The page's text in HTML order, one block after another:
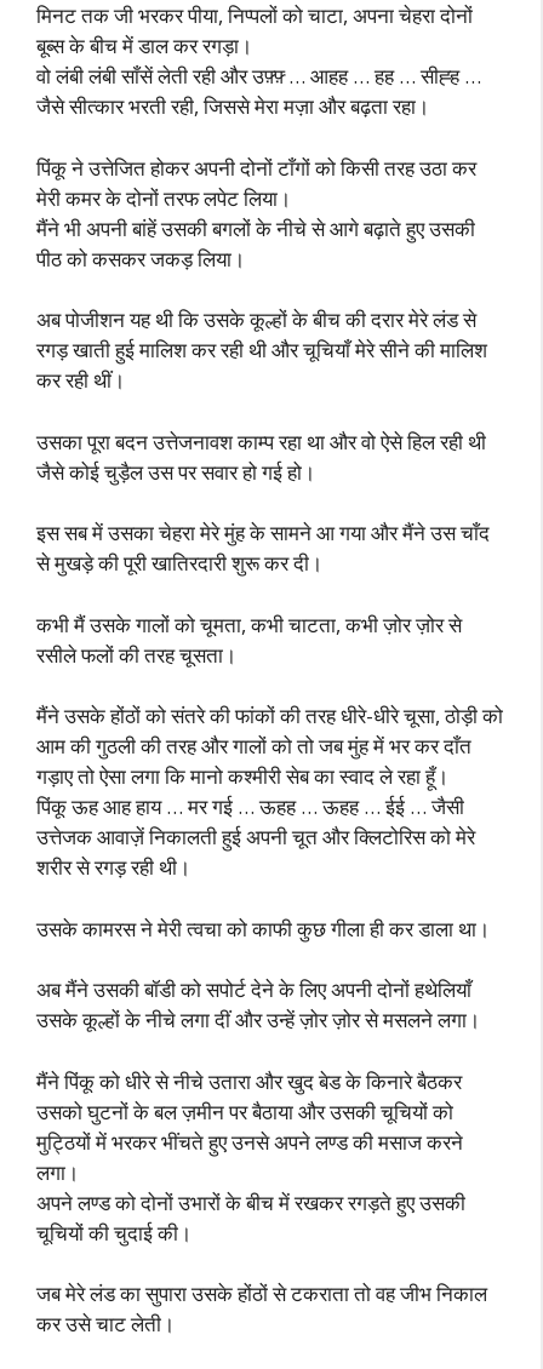
मिनट तक जी भरकर पीया, निप्पलों को चाटा, अपना चेहरा दोनों
बूब्स के बीच में डाल कर रगड़ा।
वो लंबी लंबी साँसें लेती रही और उफ़्फ़् … आहह … हह … सीह्ह …
जैसे सीत्कार भरती रही, जिससे मेरा मज़ा और बढ़ता रहा।
पिंकू ने उत्तेजित होकर अपनी दोनों टाँगों को किसी तरह उठा कर
मेरी कमर के दोनों तरफ लपेट लिया।
मैंने भी अपनी बांहें उसकी बगलों के नीचे से आगे बढ़ाते हुए उसकी
पीठ को कसकर जकड़ लिया।
अब पोजीशन यह थी कि उसके कूल्हों के बीच की दरार मेरे लंड से
रगड़ खाती हुई मालिश कर रही थी और चूचियाँ मेरे सीने की मालिश
कर रही थीं।
उसका पूरा बदन उत्तेजनावश काम्प रहा था और वो ऐसे हिल रही थी
जैसे कोई चुड़ैल उस पर सवार हो गई हो।
इस सब में उसका चेहरा मेरे मुंह के सामने आ गया और मैंने उस चाँद
से मुखड़े की पूरी खातिरदारी शुरू कर दी।
कभी मैं उसके गालों को चूमता, कभी चाटता, कभी ज़ोर ज़ोर से
रसीले फलों की तरह चूसता।
मैंने उसके होंठों को संतरे की फांकों की तरह धीरे-धीरे चूसा, ठोड़ी को
आम की गुठली की तरह और गालों को तो जब मुंह में भर कर दाँत
गड़ाए तो ऐसा लगा कि मानो कश्मीरी सेब का स्वाद ले रहा हूँ।
पिंकू ऊह आह हाय … मर गई … ऊहह … ऊहह … ईई … जैसी
उत्तेजक आवाज़ें निकालती हुई अपनी चूत और क्लिटोरिस को मेरे
शरीर से रगड़ रही थी।
उसके कामरस ने मेरी त्वचा को काफी कुछ गीला ही कर डाला था।
अब मैंने उसकी बॉडी को सपोर्ट देने के लिए अपनी दोनों हथेलियाँ
उसके कूल्हों के नीचे लगा दीं और उन्हें ज़ोर ज़ोर से मसलने लगा।
मैंने पिंकू को धीरे से नीचे उतारा और खुद बेड के किनारे बैठकर
उसको घुटनों के बल ज़मीन पर बैठाया और उसकी चूचियों को
मुट्ठियों में भरकर भींचते हुए उनसे अपने लण्ड की मसाज करने
लगा।
अपने लण्ड को दोनों उभारों के बीच में रखकर रगड़ते हुए उसकी
चूचियों की चुदाई की।
जब मेरे लंड का सुपारा उसके होंठों से टकराता तो वह जीभ निकाल
कर उसे चाट लेती।